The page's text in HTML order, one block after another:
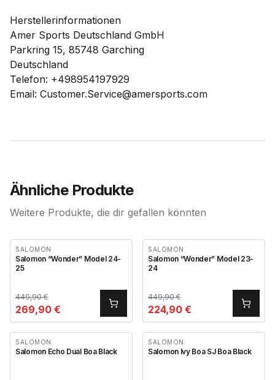
Herstellerinformationen
Amer Sports Deutschland GmbH
Parkring 15, 85748 Garching
Deutschland
Telefon: +498954197929
Email: Customer.Service@amersports.com
Ähnliche Produkte
Weitere Produkte, die dir gefallen könnten
SALOMON
Salomon “Wonder” Model 24-
25
449,90€
269,90 €
SALOMON
Salomon “Wonder” Model 23-
24
449,90€
224,90 €
SALOMON
Salomon Echo Dual Boa Black
SALOMON
Salomon Ivy Boa SJ Boa Black